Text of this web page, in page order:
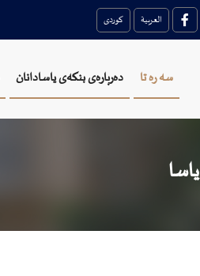
کوردی العربية
سه ره تا دەربارەی بنکەی یاسادانان
یاسا